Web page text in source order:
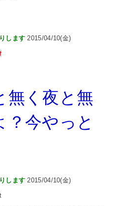
します 2015/04/10(金)
無く夜と無
？今やっと
します 2015/04/10(金)